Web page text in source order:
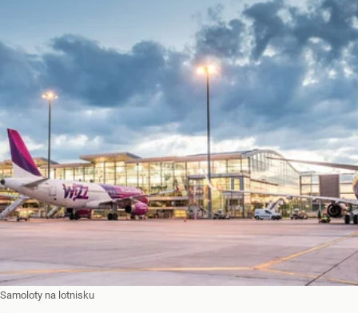
Samoloty na lotnisku